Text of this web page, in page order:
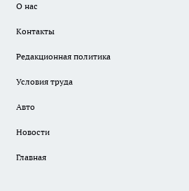
О нас
Контакты
Редакционная политика
Условия труда
Авто
Новости
Главная